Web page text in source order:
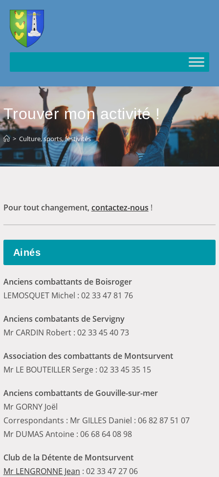
Trouver mon activité !
> Culture, sports, festivités
Pour tout changement, contactez-nous !
Ainés
Anciens combattants de Boisroger
LEMOSQUET Michel : 02 33 47 81 76
Anciens combatants de Servigny
Mr CARDIN Robert : 02 33 45 40 73
Association des combattants de Montsurvent
Mr LE BOUTEILLER Serge : 02 33 45 35 15
Anciens combattants de Gouville-sur-mer
Mr GORNY Joël
Correspondants : Mr GILLES Daniel : 06 82 87 51 07
Mr DUMAS Antoine : 06 68 64 08 98
Club de la Détente de Montsurvent
Mr LENGRONNE Jean : 02 33 47 27 06